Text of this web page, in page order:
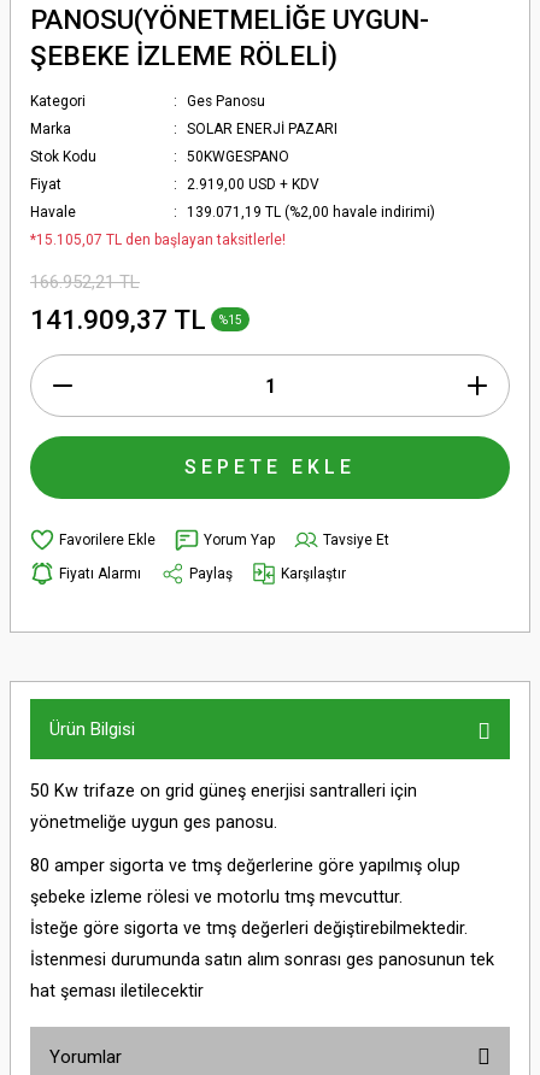
PANOSU(YÖNETMELİĞE UYGUN-
ŞEBEKE İZLEME RÖLELİ)
Kategori
Ges Panosu
Marka
SOLAR ENERJİ PAZARI
Stok Kodu
50KWGESPANO
Fiyat
2.919,00 USD + KDV
Havale
139.071,19 TL (%2,00 havale indirimi)
*15.105,07 TL den başlayan taksitlerle!
166.952,21 TL
141.909,37 TL %15
SEPETE EKLE
Yorum Yap
Tavsiye Et
Fiyatı Alarmı
Paylaş Karşılaştır
Ürün Bilgisi
50 Kw trifaze on grid güneş enerjisi santralleri için
yönetmeliğe uygun ges panosu.
80 amper sigorta ve tmş değerlerine göre yapılmış olup
şebeke izleme rölesi ve motorlu tmş mevcuttur.
İsteğe göre sigorta ve tmş değerleri değiştirebilmektedir.
İstenmesi durumunda satın alım sonrası ges panosunun tek
hat şeması iletilecektir
Yorumlar